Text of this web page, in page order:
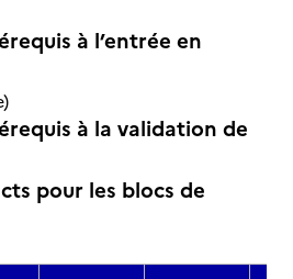
à l’entrée en
à la validation de
pour les blocs de